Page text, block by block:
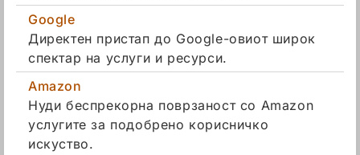
Google
Директен пристап до Google-овиот широк
спектар на услуги и ресурси.
Amazon
Нуди беспрекорна поврзаност со Amazon
услугите за подобрено корисничко
искуство.